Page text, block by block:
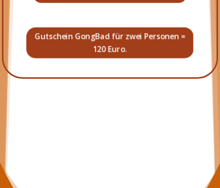
Gutschein GongBad für zwei Personen =
120 Euro.